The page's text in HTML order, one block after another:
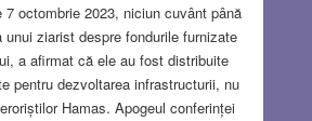
7 octombrie 2023, niciun cuvânt până
unui ziarist despre fondurile furnizate
a afirmat că ele au fost distribuite
pentru dezvoltarea infrastructurii, nu
Hamas. Apogeul conferinței